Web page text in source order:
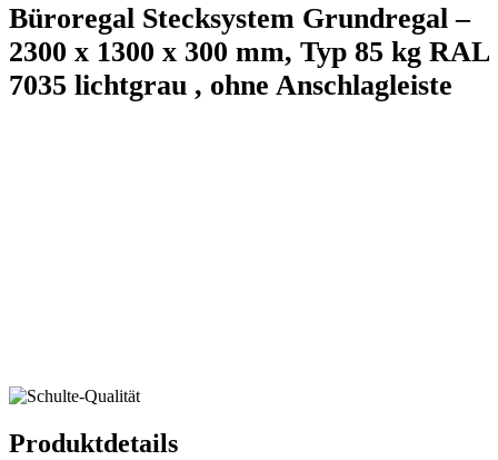
Büroregal Stecksystem Grundregal –
2300 x 1300 x 300 mm, Typ 85 kg RAL
7035 lichtgrau , ohne Anschlagleiste
Produktdetails